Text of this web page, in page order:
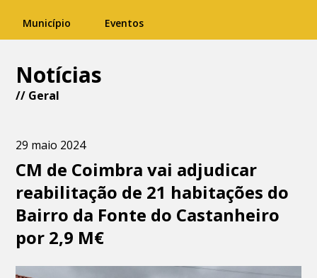
Município Eventos
Notícias
// Geral
29 maio 2024
CM de Coimbra vai adjudicar
reabilitação de 21 habitações do
Bairro da Fonte do Castanheiro
por 2,9 M€